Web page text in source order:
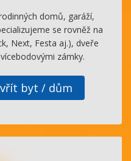
domů, garáží,
se rovněž na
Next, Festa aj.), dveře
zámky.
byt / dům